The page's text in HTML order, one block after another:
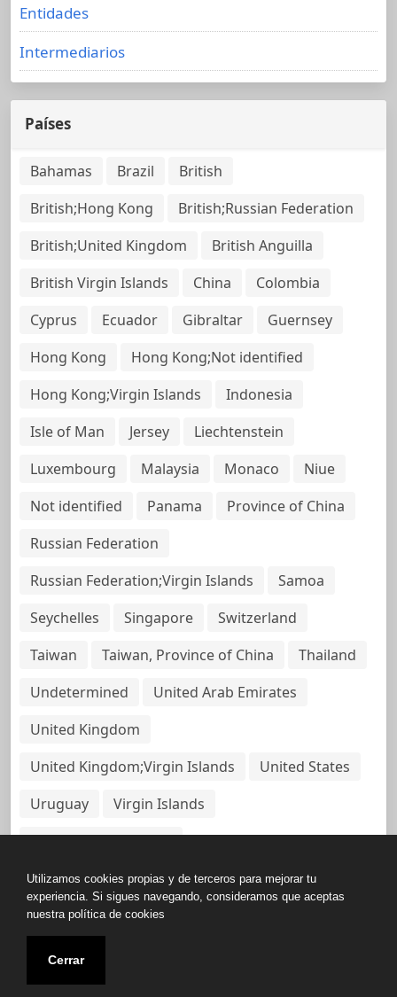
Entidades
Intermediarios
Países
Bahamas Brazil
British
British;Hong Kong
British;Russian Federation
British;United Kingdom
British Anguilla
British Virgin Islands
China
Colombia
Cyprus
Ecuador Gibraltar
Guernsey
Hong Kong
Hong Kong;Not identified
Hong Kong;Virgin Islands
Indonesia
Isle of Man
Jersey
Liechtenstein
Luxembourg
Malaysia Monaco
Niue
Not identified
Panama
Province of China
Russian Federation
Russian Federation;Virgin Islands
Samoa
Seychelles
Singapore
Switzerland
Taiwan
Taiwan, Province of China
Thailand
Undetermined
United Arab Emirates
United Kingdom
United Kingdom;Virgin Islands
United States
Uruguay
Virgin Islands
Virgin Islands, British
Copyright © All rights reserved.
Base de Datos de Papeles Del Panamá
Utilizamos cookies propias y de terceros para mejorar tu
experiencia. Si sigues navegando, consideramos que aceptas
nuestra política de cookies
Cerrar